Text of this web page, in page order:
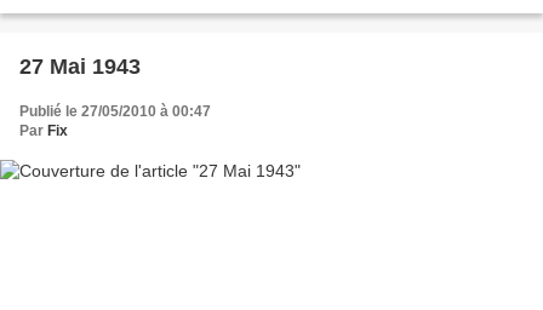
27 Mai 1943
Publié le 27/05/2010 à 00:47
Par Fix